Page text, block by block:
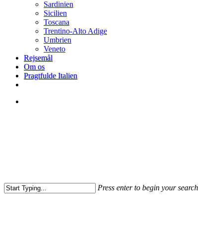
Sardinien
Sicilien
Toscana
Trentino-Alto Adige
Umbrien
Veneto
Rejsemål
Om os
Pragtfulde Italien
Press enter to begin your search